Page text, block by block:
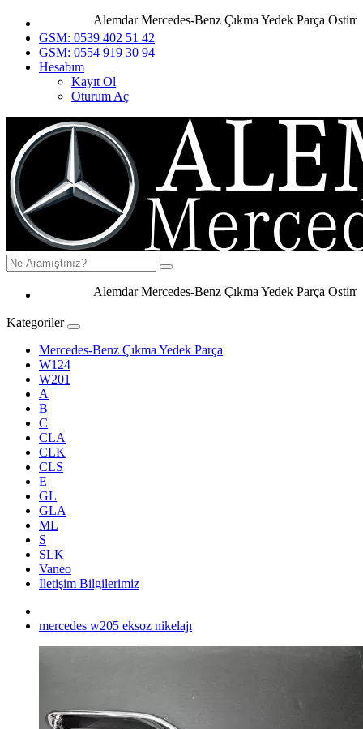
Alemdar Mercedes-Benz Çıkma Yedek Parça Ostim
GSM: 0539 402 51 42
GSM: 0554 919 30 94
Hesabım
Kayıt Ol
Oturum Aç
Alemdar Mercedes-Benz Çıkma Yedek Parça Ostim
Kategoriler
Mercedes-Benz Çıkma Yedek Parça
W124
W201
A
B
C
CLA
CLK
CLS
E
GL
GLA
ML
S
SLK
Vaneo
İletişim Bilgilerimiz
mercedes w205 eksoz nikelajı